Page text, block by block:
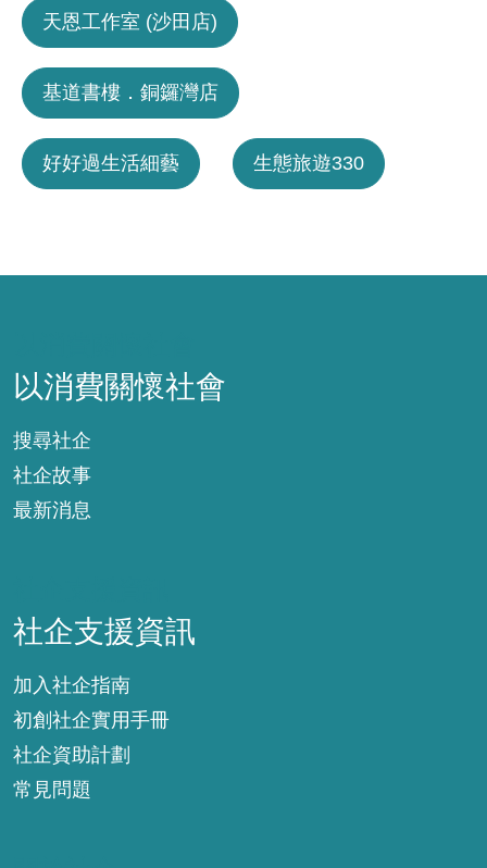
天恩工作室 (沙田店)
基道書樓．銅鑼灣店
好好過生活細藝 生態旅遊330
以消費關懷社會
搜尋社企
社企故事
最新消息
社企支援資訊
加入社企指南
初創社企實用手冊
社企資助計劃
常見問題